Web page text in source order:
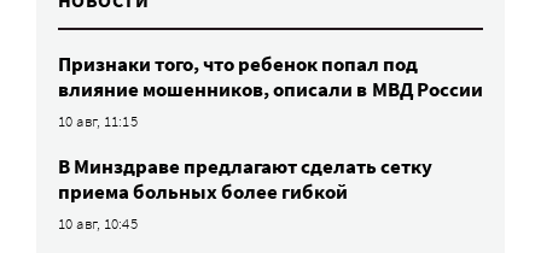
Признаки того, что ребенок попал под
влияние мошенников, описали в МВД России
10 авг, 11:15
В Минздраве предлагают сделать сетку
приема больных более гибкой
10 авг, 10:45